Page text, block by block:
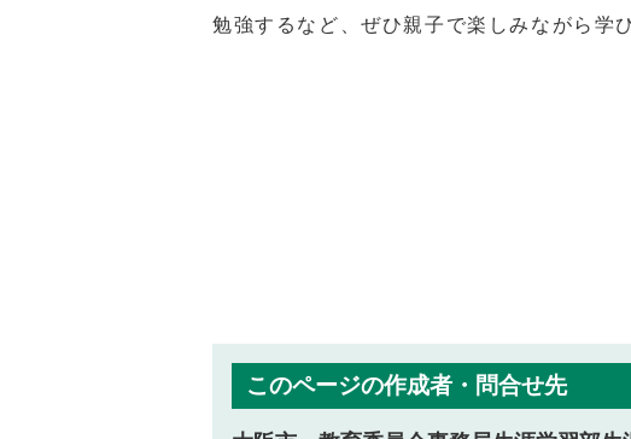
勉強するなど、ぜひ親子で楽しみながら学
このページの作成者・問合せ先